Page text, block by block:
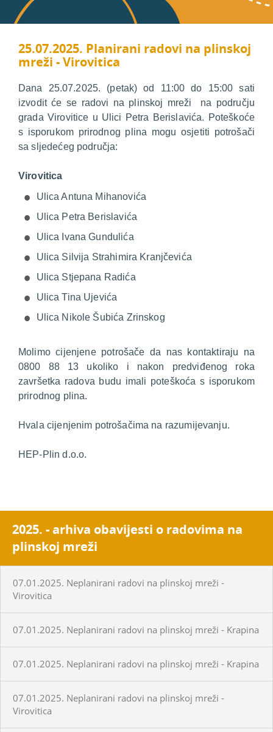
25.07.2025. Planirani radovi na plinskoj
mreži - Virovitica
Dana 25.07.2025. (petak) od 11:00 do 15:00 sati
izvodit će se radovi na plinskoj mreži na području
grada Virovitice u Ulici Petra Berislavića. Poteškoće
s isporukom prirodnog plina mogu osjetiti potrošači
sa sljedećeg područja:
Virovitica
Ulica Antuna Mihanovića
Ulica Petra Berislavića
Ulica Ivana Gundulića
Ulica Silvija Strahimira Kranjčevića
Ulica Stjepana Radića
Ulica Tina Ujevića
Ulica Nikole Šubića Zrinskog
Molimo cijenjene potrošače da nas kontaktiraju na
0800 88 13 ukoliko i nakon predviđenog roka
završetka radova budu imali poteškoća s isporukom
prirodnog plina.
Hvala cijenjenim potrošačima na razumijevanju.
HEP-Plin d.o.o.
2025. - arhiva obavijesti o radovima na
plinskoj mreži
07.01.2025. Neplanirani radovi na plinskoj mreži -
Virovitica
07.01.2025. Neplanirani radovi na plinskoj mreži - Krapina
07.01.2025. Neplanirani radovi na plinskoj mreži - Krapina
07.01.2025. Neplanirani radovi na plinskoj mreži -
Virovitica